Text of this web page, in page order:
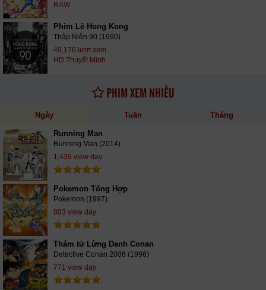
RAW
Phim Lẻ Hong Kong
Thập Niên 90 (1990)
49,176 lượt xem
HD Thuyết Minh
PHIM XEM NHIỀU
Ngày Tuần Tháng
Running Man
Running Man (2014)
1,439 view day
Pokemon Tổng Hợp
Pokemon (1997)
803 view day
Thám tử Lừng Danh Conan
Detective Conan 2006 (1996)
771 view day